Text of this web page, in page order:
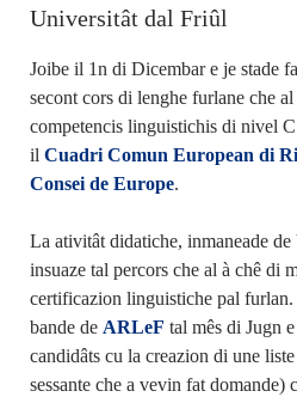
Universitât dal Friûl
Joibe il 1n di Dicembar e je stade
secont cors di lenghe furlane che
competencis linguistichis di nivel
il Cuadri Comun European di
Consei de Europe.
La ativitât didatiche, inmaneade de
insuaze tal percors che al à chê di
certificazion linguistiche pal
bande de ARLeF tal mês di Jugn
candidâts cu la creazion di une
sessante che a vevin fat domande)